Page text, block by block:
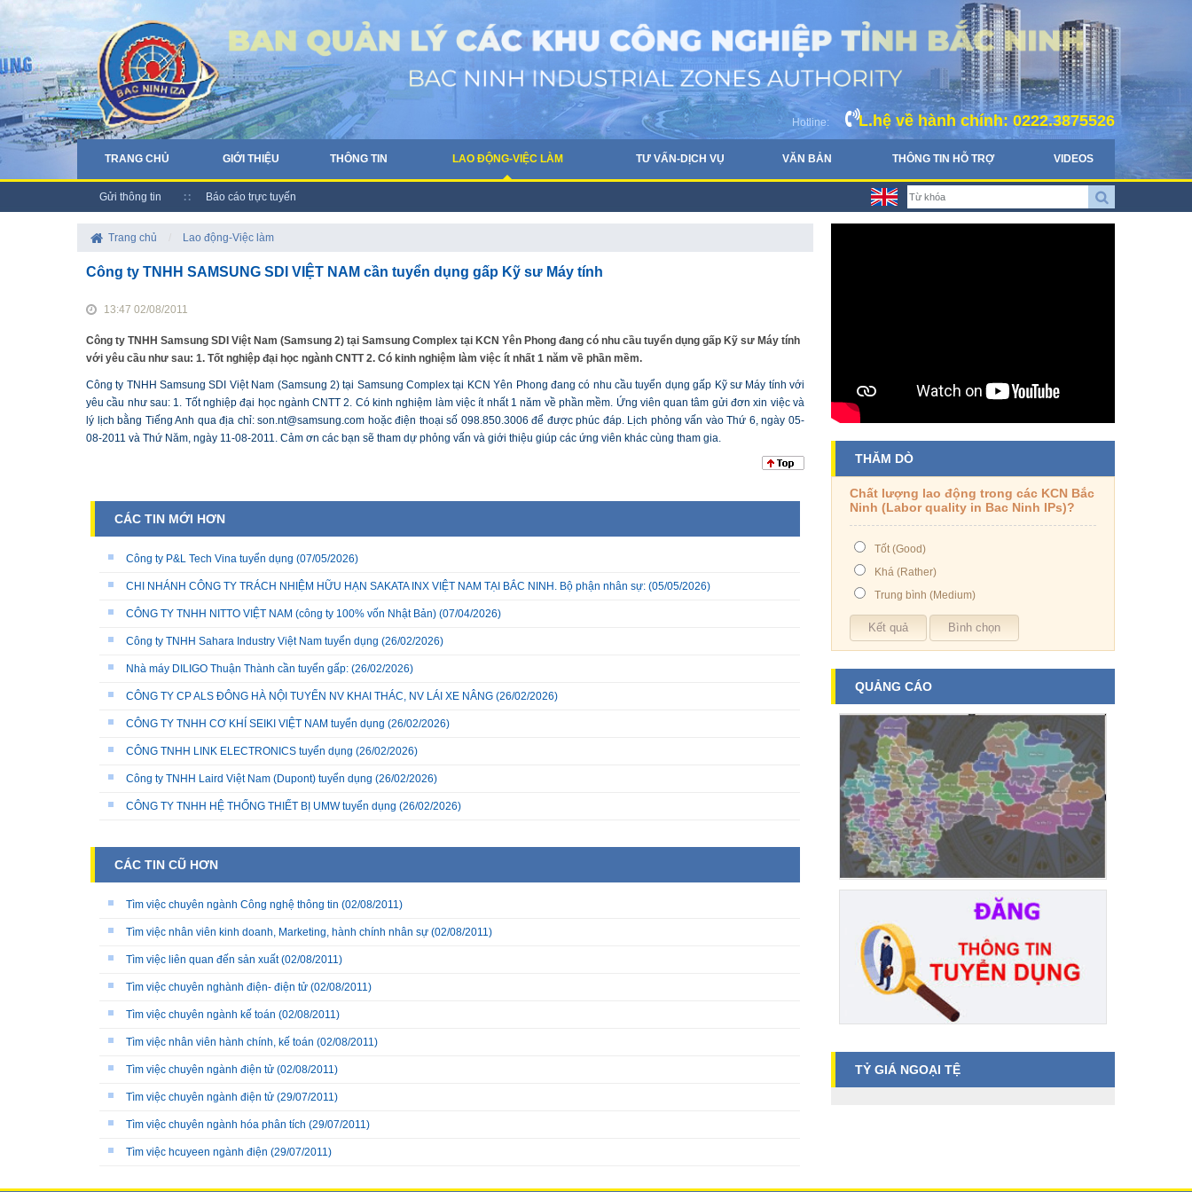
Hotline: L.hệ về hành chính: 0222.3875526
TRANG CHỦ GIỚI THIỆU THÔNG TIN LAO ĐỘNG-VIỆC LÀM TƯ VẤN-DỊCH VỤ VĂN BẢN THÔNG TIN HỖ TRỢ VIDEOS
Gửi thông tin Báo cáo trực tuyến
Trang chủ Lao động-Việc làm
Công ty TNHH SAMSUNG SDI VIỆT NAM cần tuyển dụng gấp Kỹ sư Máy tính
13:47 02/08/2011
Công ty TNHH Samsung SDI Việt Nam (Samsung 2) tại Samsung Complex tại KCN Yên Phong đang có nhu cầu tuyển dụng gấp Kỹ sư Máy tính
với yêu cầu như sau: 1. Tốt nghiệp đại học ngành CNTT 2. Có kinh nghiệm làm việc ít nhất 1 năm về phần mềm.
Công ty TNHH Samsung SDI Việt Nam (Samsung 2) tại Samsung Complex tại KCN Yên Phong đang có nhu cầu tuyển dụng gấp Kỹ sư Máy tính với
yêu cầu như sau: 1. Tốt nghiệp đại học ngành CNTT 2. Có kinh nghiệm làm việc ít nhất 1 năm về phần mềm. Ứng viên quan tâm gửi đơn xin việc và
lý lịch bằng Tiếng Anh qua địa chỉ: son.nt@samsung.com hoặc điện thoại số 098.850.3006 để được phúc đáp. Lịch phỏng vấn vào Thứ 6, ngày 05-
08-2011 và Thứ Năm, ngày 11-08-2011. Cảm ơn các bạn sẽ tham dự phỏng vấn và giới thiệu giúp các ứng viên khác cùng tham gia.
CÁC TIN MỚI HƠN
Công ty P&L Tech Vina tuyển dụng (07/05/2026)
CHI NHÁNH CÔNG TY TRÁCH NHIỆM HỮU HẠN SAKATA INX VIỆT NAM TẠI BẮC NINH. Bộ phận nhân sự: (05/05/2026)
CÔNG TY TNHH NITTO VIỆT NAM (công ty 100% vốn Nhật Bản) (07/04/2026)
Công ty TNHH Sahara Industry Việt Nam tuyển dụng (26/02/2026)
Nhà máy DILIGO Thuận Thành cần tuyển gấp: (26/02/2026)
CÔNG TY CP ALS ĐÔNG HÀ NỘI TUYỂN NV KHAI THÁC, NV LÁI XE NÂNG (26/02/2026)
CÔNG TY TNHH CƠ KHÍ SEIKI VIỆT NAM tuyển dụng (26/02/2026)
CÔNG TNHH LINK ELECTRONICS tuyển dụng (26/02/2026)
Công ty TNHH Laird Việt Nam (Dupont) tuyển dụng (26/02/2026)
CÔNG TY TNHH HỆ THỐNG THIẾT BỊ UMW tuyển dụng (26/02/2026)
CÁC TIN CŨ HƠN
Tìm việc chuyên ngành Công nghệ thông tin (02/08/2011)
Tìm việc nhân viên kinh doanh, Marketing, hành chính nhân sự (02/08/2011)
Tìm việc liên quan đến sản xuất(02/08/2011)
Tìm việc chuyên nghành điện- điện tử (02/08/2011)
Tìm việc chuyên ngành kế toán (02/08/2011)
Tìm việc nhân viên hành chính, kế toán (02/08/2011)
Tìm việc chuyên ngành điện tử (02/08/2011)
Tìm việc chuyên ngành điện tử (29/07/2011)
Tìm việc chuyên ngành hóa phân tích (29/07/2011)
Tìm việc hcuyeen ngành điện (29/07/2011)
THĂM DÒ
Chất lượng lao động trong các KCN Bắc
Ninh (Labor quality in Bac Ninh IPs)?
Tốt (Good)
Khá (Rather)
Trung bình (Medium)
QUẢNG CÁO
TỶ GIÁ NGOẠI TỆ